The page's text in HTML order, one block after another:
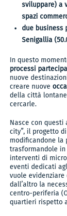
sviluppare) a
spazi
due business
Senigallia
In questo
processi
nuove
creare nuove
della città
cercarle.
Nasce con questi
city”, il progetto di
modificandone la
trasformandole in
interventi di
eventi dedicati
vuole evidenziare
dall’altro la
centro-periferia
quartieri rispetto